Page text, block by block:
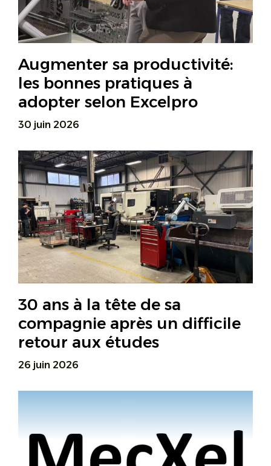
Augmenter sa productivité:
les bonnes pratiques à
adopter selon Excelpro
30 juin 2026
30 ans à la tête de sa
compagnie après un difficile
retour aux études
26 juin 2026